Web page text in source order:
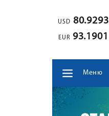
USD 80.9293
EUR 93.1901
Меню